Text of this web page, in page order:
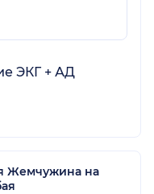
ЭКГ + АД
Жемчужина на